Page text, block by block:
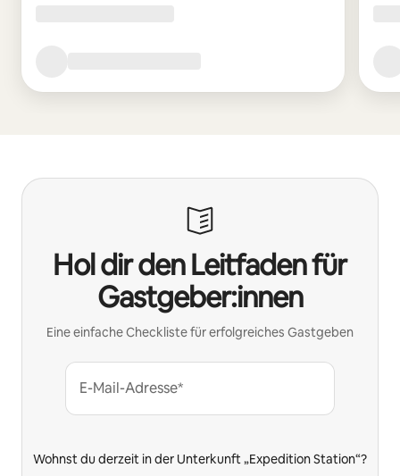
Hol dir den Leitfaden für
Gastgeber:innen
Eine einfache Checkliste für erfolgreiches Gastgeben
E-Mail-Adresse*
Wohnst du derzeit in der Unterkunft „Expedition Station“?